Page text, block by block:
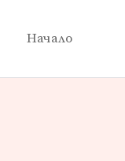
Начало